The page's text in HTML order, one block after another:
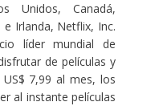
Unidos, Canadá,
Irlanda, Netflix, Inc.
líder mundial de
de películas y
7,99 al mes, los
al instante películas